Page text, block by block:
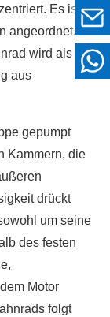
Es ist
angeordnet.
wird als
aus
gepumpt
Kammern, die
drückt
um seine
des festen
Motor
folgt